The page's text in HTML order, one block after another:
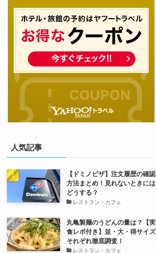
人気記事
【ドミノピザ】注文履歴の確認
方法まとめ！見れないときには
どうする？
レストラン・カフェ
丸亀製麺のうどんの量は？【実
食レポ付き】並・大・得サイズ
それぞれ徹底調査！
レストラン・カフェ